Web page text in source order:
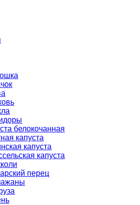
белокочанная
капуста
капуста
капуста
перец